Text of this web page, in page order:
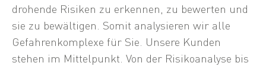
drohende Risiken zu erkennen, zu bewerten und
sie zu bewältigen. Somit analysieren wir alle
Gefahrenkomplexe für Sie. Unsere Kunden
stehen im Mittelpunkt. Von der Risikoanalyse bis